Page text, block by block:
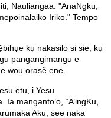
Nauliangaa: "AnaNgku,
Iriko." Tempo
kụ nakasilo si sie, kụ
pangangimangu e
wọu orasẹ̌ ene.
etu, i Yesu
manganto’o, “A’ingKu,
Aku, see naka